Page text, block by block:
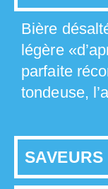
Bière
légère
parfaite
tondeuse,
SAVEURS